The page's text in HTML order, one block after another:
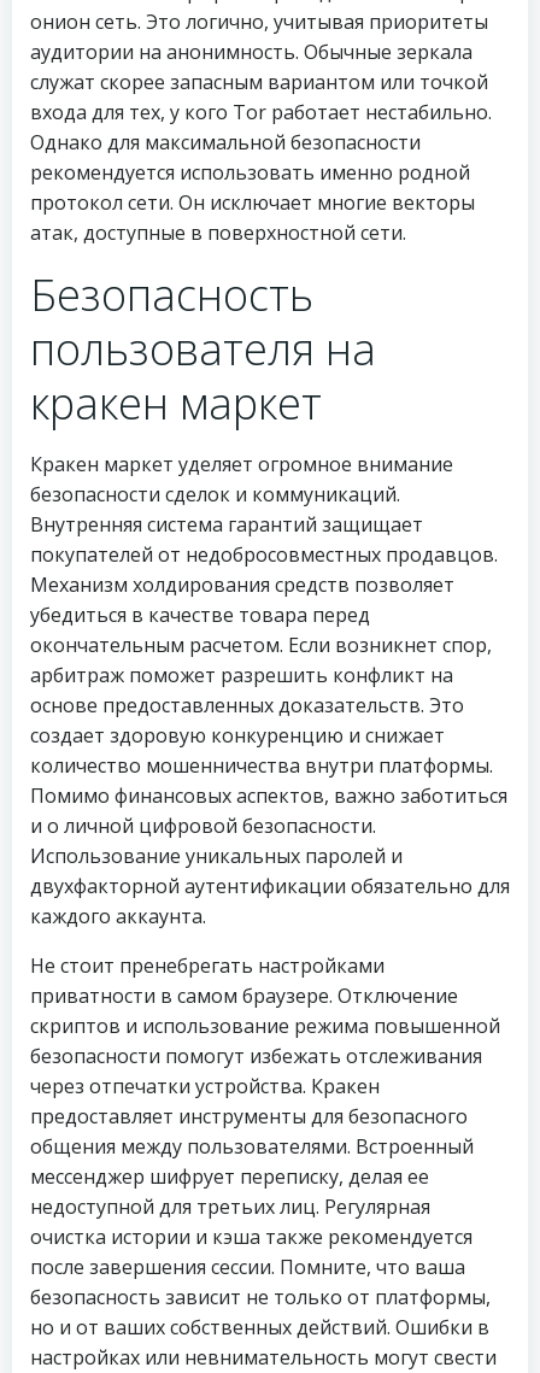
онион сеть. Это логично, учитывая приоритеты
аудитории на анонимность. Обычные зеркала
служат скорее запасным вариантом или точкой
входа для тех, у кого Tor работает нестабильно.
Однако для максимальной безопасности
рекомендуется использовать именно родной
протокол сети. Он исключает многие векторы
атак, доступные в поверхностной сети.
Безопасность
пользователя на
кракен маркет
Кракен маркет уделяет огромное внимание
безопасности сделок и коммуникаций.
Внутренняя система гарантий защищает
покупателей от недобросовместных продавцов.
Механизм холдирования средств позволяет
убедиться в качестве товара перед
окончательным расчетом. Если возникнет спор,
арбитраж поможет разрешить конфликт на
основе предоставленных доказательств. Это
создает здоровую конкуренцию и снижает
количество мошенничества внутри платформы.
Помимо финансовых аспектов, важно заботиться
и о личной цифровой безопасности.
Использование уникальных паролей и
двухфакторной аутентификации обязательно для
каждого аккаунта.
Не стоит пренебрегать настройками
приватности в самом браузере. Отключение
скриптов и использование режима повышенной
безопасности помогут избежать отслеживания
через отпечатки устройства. Кракен
предоставляет инструменты для безопасного
общения между пользователями. Встроенный
мессенджер шифрует переписку, делая ее
недоступной для третьих лиц. Регулярная
очистка истории и кэша также рекомендуется
после завершения сессии. Помните, что ваша
безопасность зависит не только от платформы,
но и от ваших собственных действий. Ошибки в
настройках или невнимательность могут свести